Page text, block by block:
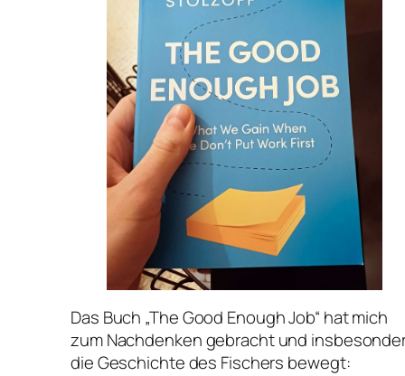
Das Buch „The Good Enough Job“ hat mich
zum Nachdenken gebracht und
die Geschichte des Fischers bewegt: